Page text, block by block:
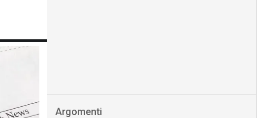
Argomenti